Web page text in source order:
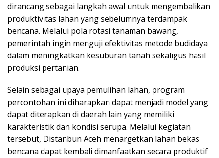
dirancang sebagai langkah awal untuk mengembalikan
produktivitas lahan yang sebelumnya terdampak
bencana. Melalui pola rotasi tanaman bawang,
pemerintah ingin menguji efektivitas metode budidaya
dalam meningkatkan kesuburan tanah sekaligus hasil
produksi pertanian.
Selain sebagai upaya pemulihan lahan, program
percontohan ini diharapkan dapat menjadi model yang
dapat diterapkan di daerah lain yang memiliki
karakteristik dan kondisi serupa. Melalui kegiatan
tersebut, Distanbun Aceh menargetkan lahan bekas
bencana dapat kembali dimanfaatkan secara produktif